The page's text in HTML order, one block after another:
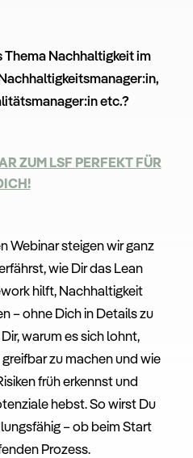
Nachhaltigkeit im
etc.?
ZUM LSF PERFEKT FÜR
Webinarsteigenwirganz
wie DirdasLean
hilft,Nachhaltigkeit
–ohneDichinDetailszu
warumessichlohnt,
greifbarzumachen undwie
früherkennstund
hebst.SowirstDu
–obbeimStart
Prozess.